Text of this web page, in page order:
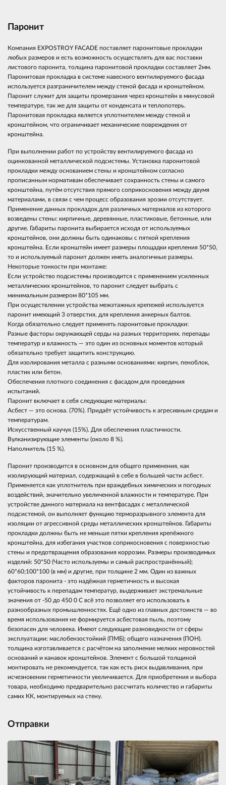
Паронит
Компания EXPOSTROY FACADE поставляет паронитовые прокладки
любых размеров и есть возможность осуществлять для вас поставки
листового паронита, толщина паронитовой прокладки составляет 2мм.
Паронитовая прокладка в системе навесного вентилируемого фасада
используется разграничителем между стеной фасада и кронштейном.
Паронит служит для защиты промерзания через кронштейн в минусовой
температуре, так же для защиты от конденсата и теплопотерь.
Паронитовая прокладка является уплотнителем между стеной и
кронштейном, что ограничивает механические повреждения от
кронштейна.
При выполнении работ по устройству вентилируемого фасада из
оцинкованной металлической подсистемы. Установка паронитовой
прокладки между основанием стены и кронштейном согласно
прописанным нормативам обеспечивает сохранность стены и самого
кронштейна, путём отсутствия прямого соприкосновения между двумя
материалами, в связи с чем процесс образования эрозии отсутствует.
Применение данных прокладок для различных материалов из которого
возведены стены: кирпичные, деревянные, пластиковые, бетонные, или
другие. Габариты паронита выбирается исходя от используемых
кронштейнов, они должны быть одинаковы с пяткой крепления
кронштейна. Если кронштейн имеет размеры площадки крепления 50*50,
то и используемый паронит должен иметь аналогичные размеры.
Некоторые тонкости при монтаже:
Если устройство подсистемы производится с применением усиленных
металлических кронштейнов, то паронит следует выбрать с
минимальным размером 80*105 мм.
При осуществлении устройства межэтажных крепежей используется
паронит имеющий 3 отверстия, для крепления анкерных балтов.
Когда обязательно следует применять паронитовые прокладки:
Разные фасторы окружающей серды на разных территориях. перепады
температур и влажность — это один из основных моментов который
обязательно требует защитить конструкцию.
Для изолирования металла с разными основаниями: кирпич, пеноблок,
пластик или бетон.
Обеспечения плотного соединения с фасадом для проведения
испытаний.
Паронит включает в себя следующие материалы:
Асбест — это основа. (70%). Придаёт устойчивость к агресивным средам и
температурам.
Искусственный каучук (15%). Для обеспечения пластичности.
Вулканизирующие элементы (около 8 %).
Наполнитель (15 %).
Паронит производится в основном для общего применения, как
изолирующий материал, содержащий в себе в большей части асбест.
Применяется как уплотнитель при враждебных химических и погодных
воздействий, значительно увеличенной влажности и температуре. При
устройстве данного материала на вентфасадах с металлической
подсистемой, он выполняет функцию терморазрывного элемента для
изоляции от агрессивной среды металлических кронштейнов. Габариты
прокладки должны быть не меньше пятки крепления крепёжного
кронштейна, для избегания участков соприкосновения с поверхностью
стены и предотвращения образования коррозии. Размеры производимых
изделий: 50*50 (Часто используемы и самый распространённый);
60*60;100*100 (в мм) и другие, при толщине 2 мм. Один из важных
факторов паронита - это надёжная герметичность и высокая
устойчивость к перепадам температур, выдерживает экстремальные
значения от -50 до 450 0 С всё это позволяет его использовать в
разнообразных промышленностях. Ещё одно из главных достоинств — во
время использования не формируется асбестовая пыль, поэтому
безопасен для человека. Имеют следующие разновидности от сферы
эксплуатации: маслобензостойкий (ПМБ); общего назначения (ПОН).
толщина изготавливается с расчётом на заполнение мелких неровностей
оснований и канавок кронштейнов. Элемент с большой толщиной
монтировать не рекомендуется, так как есть риск выдавливания, при
исчезновении герметичности увеличивается. Для приобретения и выбора
товара, необходимо предварительно рассчитать количество и габариты
самих КК, монтируемых на стену.
Отправки